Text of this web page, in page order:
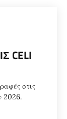
CELI
στις
2026.